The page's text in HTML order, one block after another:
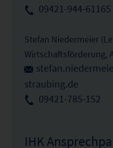
09421-944-61165
Stefan Niedermeier
Wirtschaftsförderung,
straubing.de
09421-785-152
IHK